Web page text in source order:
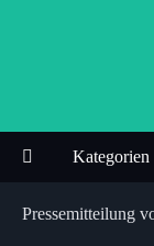
Kategorien
Pressemitteilung